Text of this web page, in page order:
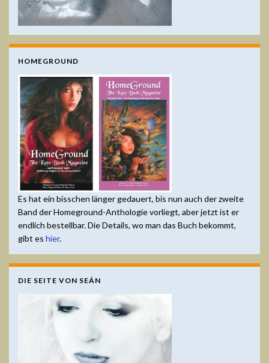
HOMEGROUND
Es hat ein bisschen länger gedauert, bis nun auch der zweite
Band der Homeground-Anthologie vorliegt, aber jetzt ist er
endlich bestellbar. Die Details, wo man das Buch bekommt,
gibt es hier.
DIE SEITE VON SEÁN